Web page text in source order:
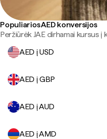
Populiarios AED konversijos
Peržiūrėk JAE dirhamai kursus į
AED į USD
AED į GBP
AED į AUD
AED į AMD